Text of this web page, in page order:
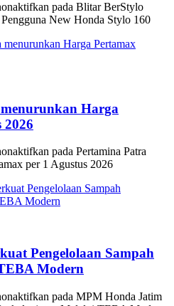
pada Blitar BerStylo
New Honda Stylo 160
Harga
2026
pada Pertamina Patra
per 1 Agustus 2026
Pengelolaan Sampah
Modern
pada MPM Honda Jatim